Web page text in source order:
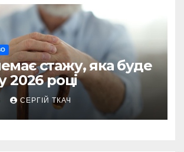
стажу, яка буде
2026 році
СЕРГІЙ ТКАЧ